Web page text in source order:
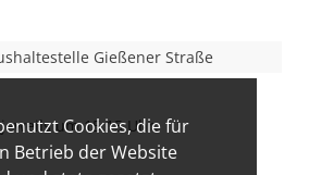
Cookies, die für
Betrieb der Website
Gießener Straße
um 15.15 Uhr.